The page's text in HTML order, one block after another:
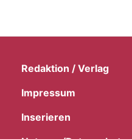
Redaktion / Verlag
Impressum
Inserieren